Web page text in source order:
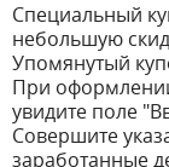
Специальный
небольшую
Упомянутый
При
увидите поле
Совершите
заработанные